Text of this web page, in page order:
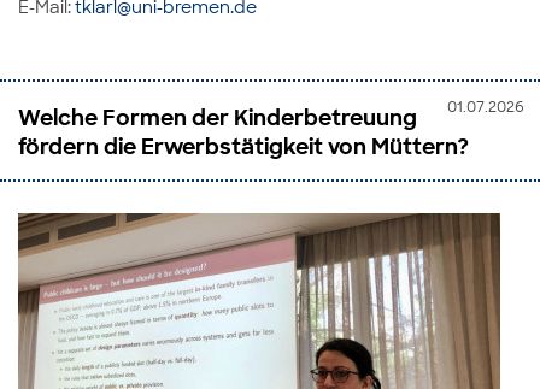
E-Mail:tklarl@uni-bremen.de
01.07.2026
Welche Formen der Kinderbetreuung
fördern die Erwerbstätigkeit von Müttern?